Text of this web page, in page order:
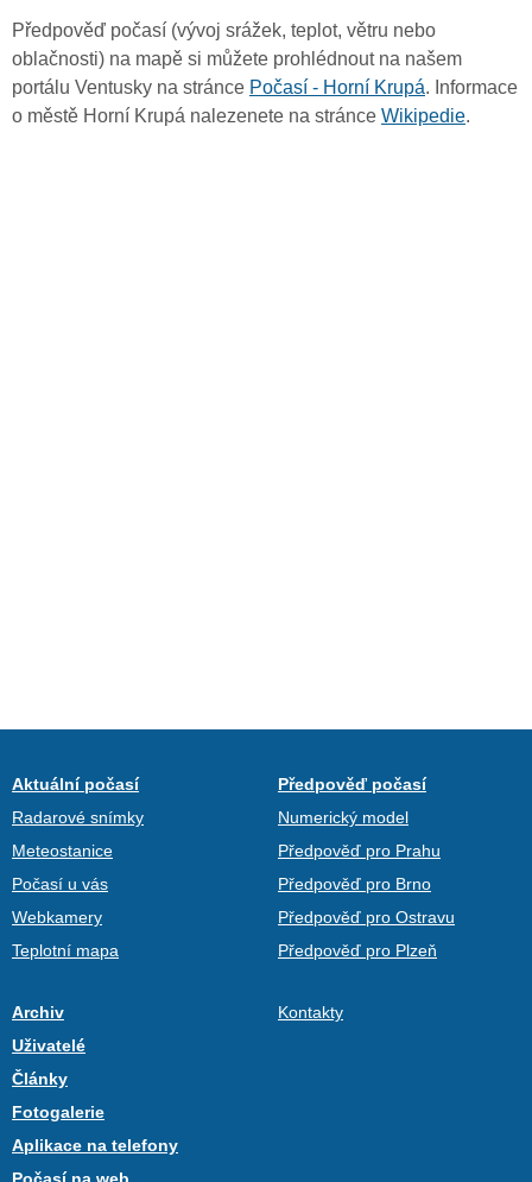
Předpověď počasí (vývoj srážek, teplot, větru nebo
oblačnosti) na mapě si můžete prohlédnout na našem
portálu Ventusky na stránce Počasí - Horní Krupá. Informace
o městě Horní Krupá nalezenete na stránce Wikipedie.
Aktuální počasí
Radarové snímky
Meteostanice
Počasí u vás
Webkamery
Teplotní mapa
Předpověď počasí
Numerický model
Předpověď pro Prahu
Předpověď pro Brno
Předpověď pro Ostravu
Předpověď pro Plzeň
Archiv
Uživatelé
Články
Fotogalerie
Aplikace na telefony
Kontakty